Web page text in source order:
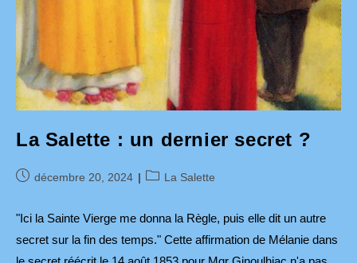
La Salette : un dernier secret ?
Publication
décembre 20, 2024
PostLa Salette
"Ici la Sainte Vierge me donna la Règle, puis elle dit un autre
secret sur la fin des temps." Cette affirmation de Mélanie dans